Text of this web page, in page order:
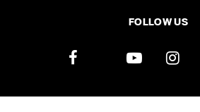
FOLLOW US